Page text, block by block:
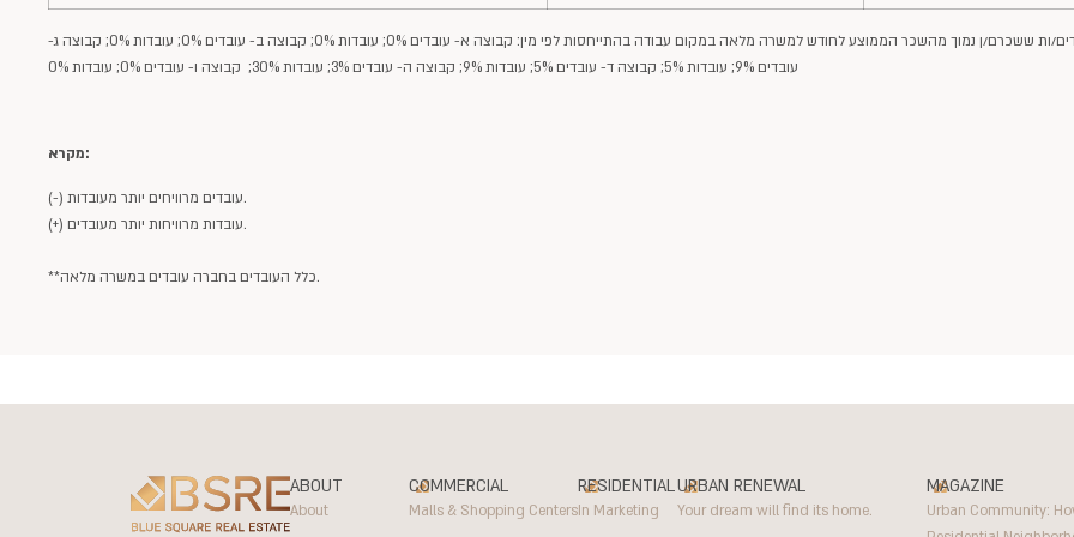
אחוז העובדים/ות ששכרם/ן נמוך מהשכר הממוצע לחודש למשרה מלאה במקום עבודה בהתייחסות לפי מין: קבוצה א- עובדים 0%; עובדות 0%; קבוצה ב- עובדים 0%; עובדות 0%; קבוצה ג-
עובדים 9%; עובדות 5%; קבוצה ד- עובדים 5%; עובדות 9%; קבוצה ה- עובדים 3%; עובדות 30%; קבוצה ו- עובדים 0%; עובדות 0%
מקרא:
(-) עובדים מרוויחים יותר מעובדות.
(+) עובדות מרוויחות יותר מעובדים.
**כלל העובדים בחברה עובדים במשרה מלאה.
ABOUT
About
COMMERCIAL
Malls & Shopping Centers
RESIDENTIAL
In Marketing
URBAN RENEWAL
Your dream will find its home.
MAGAZINE
Urban Community: